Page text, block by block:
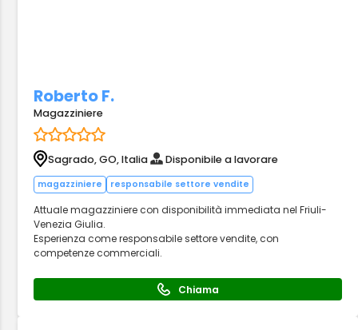
Roberto F.
Magazziniere
Sagrado, GO, Italia Disponibile a lavorare
magazziniere responsabile settore vendite
Attuale magazziniere con disponibilità immediata nel Friuli-
Venezia Giulia.
Esperienza come responsabile settore vendite, con
competenze commerciali.
Chiama